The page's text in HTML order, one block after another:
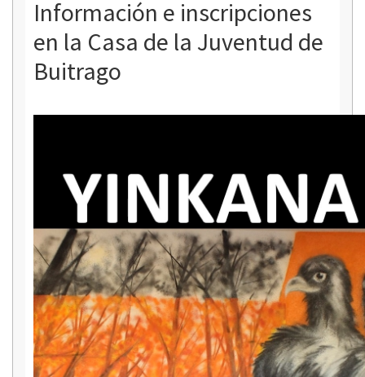
Información e inscripciones
en la Casa de la Juventud de
Buitrago